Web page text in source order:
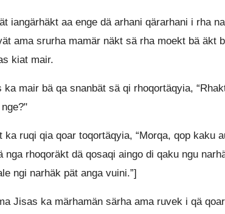
iangärhäkt aa enge dä arhani qärarhani i rha
ama srurha mamär näkt sä rha moekt bä äkt
kiat mair.
ka mair bä qa snanbät sä qi rhoqortäqyia,
ka ruqi qia qoar toqortäqyia, “Morqa, qop kaku
nga rhoqoräkt dä qosaqi aingo di qaku ngu
ngi narhäk pät anga vuini.”]
Jisas ka märhamän särha ama ruvek i qä